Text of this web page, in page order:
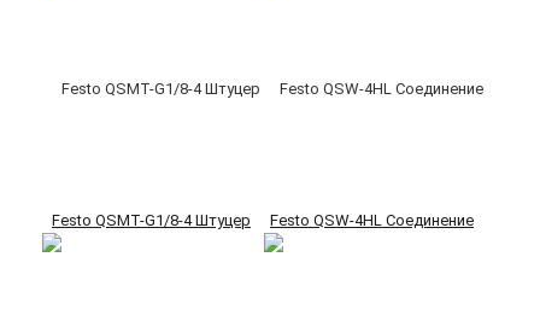
Festo QSMT-G1/8-4 Штуцер Festo QSW-4HL Соединение